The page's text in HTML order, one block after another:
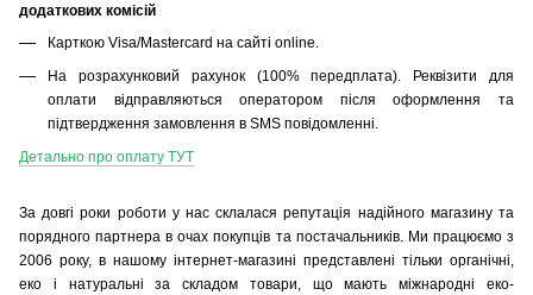
додаткових комісій
Карткою Visa/Mastercard на сайті online.
На розрахунковий рахунок (100% передплата). Реквізити для
оплати відправляються оператором після оформлення та
підтвердження замовлення в SMS повідомленні.
Детально про оплату ТУТ
За довгі роки роботи у нас склалася репутація надійного магазину та
порядного партнера в очах покупців та постачальників. Ми працюємо з
2006 року, в нашому інтернет-магазині представлені тільки органічні,
еко і натуральні за складом товари, що мають міжнародні еко-